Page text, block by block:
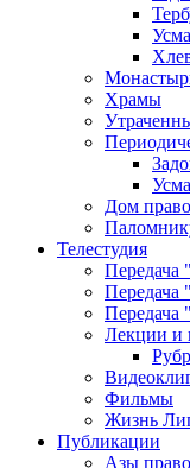
Храмы
Дом
Телестудия
Передача
Передача
Передача
Лекции и
Фильмы
Жизнь
Публикации
Азы